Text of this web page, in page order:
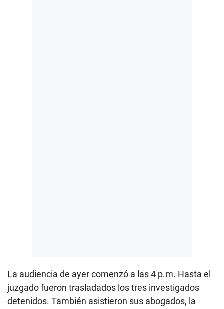
La audiencia de ayer comenzó a las 4 p.m. Hasta el
juzgado fueron trasladados los tres investigados
detenidos. También asistieron sus abogados, la